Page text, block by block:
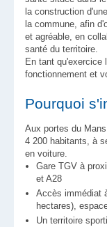
Raison de la
Message*
la construction
la commune, afin
et agréable, en
santé du territoire.
En tant qu'exercice
fonctionnement et
Pourquoi
Aux portes du
4 200 habitants, à
en voiture.
Gare TGV à
et A28
Accès immédiat
hectares),
Un territoire